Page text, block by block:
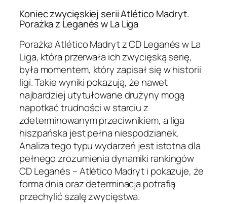
Koniec zwycięskiej serii Atlético Madryt.
Porażka z Leganés w La Liga
Porażka Atlético Madryt z CD Leganés w La
Liga, która przerwała ich zwycięską serię,
była momentem, który zapisał się w historii
ligi. Takie wyniki pokazują, że nawet
najbardziej utytułowane drużyny mogą
napotkać trudności w starciu z
zdeterminowanym przeciwnikiem, a liga
hiszpańska jest pełna niespodzianek.
Analiza tego typu wydarzeń jest istotna dla
pełnego zrozumienia dynamiki rankingów
CD Leganés – Atlético Madryt i pokazuje, że
forma dnia oraz determinacja potrafią
przechylić szalę zwycięstwa.